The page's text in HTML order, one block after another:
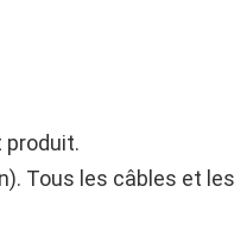
produit.
Tous les câbles et les